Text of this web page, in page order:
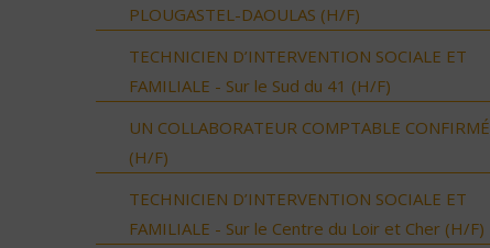
PLOUGASTEL-DAOULAS (H/F)
TECHNICIEN D’INTERVENTION SOCIALE ET
FAMILIALE - Sur le Sud du 41 (H/F)
UN COLLABORATEUR COMPTABLE CONFIRMÉ
(H/F)
TECHNICIEN D’INTERVENTION SOCIALE ET
FAMILIALE - Sur le Centre du Loir et Cher (H/F)